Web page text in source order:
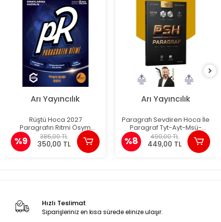
Arı Yayıncılık
Rüştü Hoca 2027
Paragrafın Ritmi Ösym
Sınavlarına Hazırlık
%9 385,00 TL
350,00 TL
Arı Yayıncılık
Paragrafı Sevdiren Hoca İle
Paragraf Tyt-Ayt-Msü-
Kpss-Ales-Dgs Hamza
Kaya
%8 490,00 TL
449,00 TL
Hızlı Teslimat
Siparişleriniz en kısa sürede elinize ulaşır.